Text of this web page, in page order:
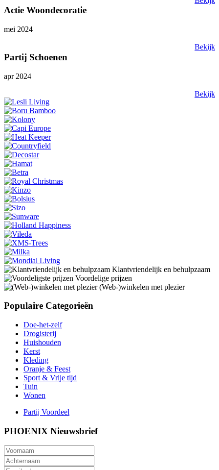
Actie Woondecoratie
mei 2024
Bekijk
Partij Schoenen
apr 2024
Bekijk
Klantvriendelijk en behulpzaam
Voordelige prijzen
(Web-)winkelen met plezier
Populaire Categorieën
Doe-het-zelf
Drogisterij
Huishouden
Kerst
Kleding
Oranje & Feest
Sport & Vrije tijd
Tuin
Wonen
Partij Voordeel
PHOENIX Nieuwsbrief